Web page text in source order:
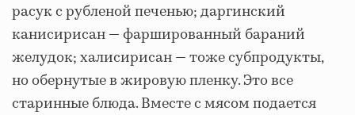
расук с рубленой печенью; даргинский
канисирисан — фаршированный бараний
желудок; халисирисан — тоже субпродукты,
но обернутые в жировую пленку. Это все
старинные блюда. Вместе с мясом подается